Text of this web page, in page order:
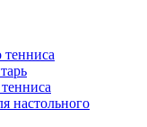
тенниса
настольного